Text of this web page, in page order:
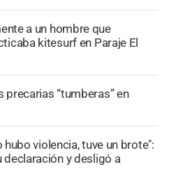
a un hombre que
kitesurf en Paraje El
precarias “tumberas” en
hubo violencia, tuve un brote":
declaración y desligó a